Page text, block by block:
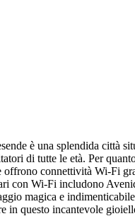
è una splendida città
di tutte le età. Per
connettività Wi-Fi
Wi-Fi includono
magica e
in questo incantevole